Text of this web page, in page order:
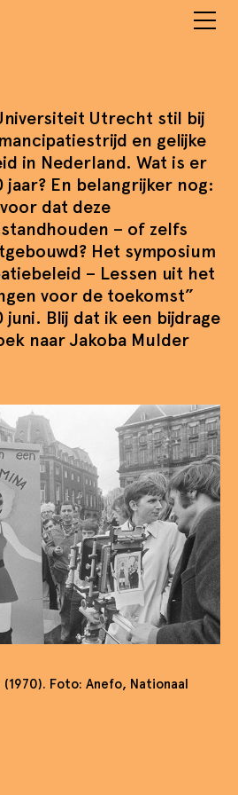
Utrecht stil bij
en gelijke
in Nederland. Wat is er
jaar? En belangrijker nog:
dat deze
– of zelfs
Het symposium
– Lessen uit het
voor de toekomst”
Blij dat ik een bijdrage
naar Jakoba Mulder
(1970). Foto: Anefo, Nationaal